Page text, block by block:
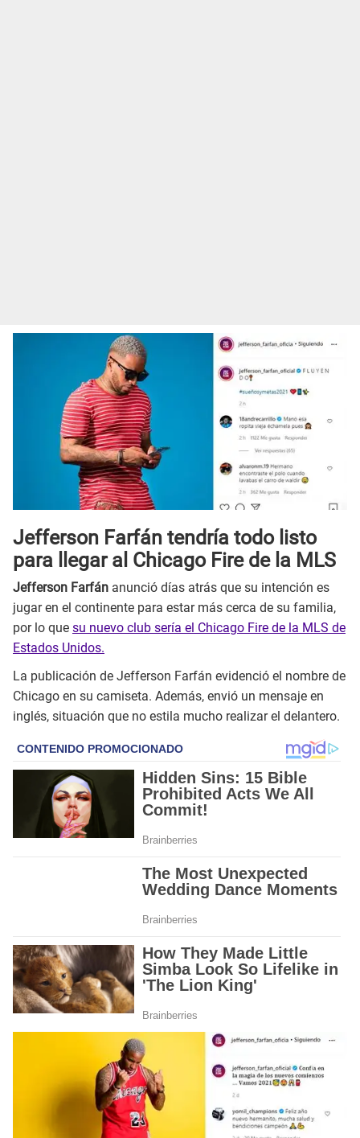
Jefferson Farfán tendría todo listo
para llegar al Chicago Fire de la MLS
Jefferson Farfán anunció días atrás que su intención es
jugar en el continente para estar más cerca de su familia,
por lo que su nuevo club sería el Chicago Fire de la MLS de
Estados Unidos.
La publicación de Jefferson Farfán evidenció el nombre de
Chicago en su camiseta. Además, envió un mensaje en
inglés, situación que no estila mucho realizar el delantero.